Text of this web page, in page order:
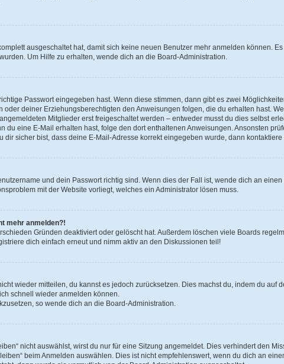
ausgeschaltet hat, damit sich keine neuen Benutzer mehr anmelden können.
Um Hilfe zu erhalten, wende dich an die Board-Administration.
Passwort eingegeben hast. Wenn diese stimmen, dann gibt es zwei
deiner Erziehungsberechtigten den Anweisungen folgen, die du erhalten hast.
Mitglieder erst freigeschaltet werden – entweder musst du dies selbst
du eine E-Mail erhalten hast, folge den dort enthaltenen Anweisungen. Ansonsten
sicher bist, dass deine E-Mail-Adresse korrekt eingegeben wurde, dann kontaktiere
und dein Passwort richtig sind. Wenn dies der Fall ist, wende dich an
mit der Website vorliegt, welches ein Administrator lösen muss.
mehr anmelden?!
Gründen deaktiviert oder gelöscht hat. Außerdem löschen viele Boards
dich einfach erneut und nimm aktiv an den Diskussionen teil!
wieder mitteilen, du kannst es jedoch zurücksetzen. Dies machst du, indem du auf
schnell wieder anmelden können.
so wende dich an die Board-Administration.
nicht auswählst, wirst du nur für eine Sitzung angemeldet. Dies verhindert den
beim Anmelden auswählen. Dies ist nicht empfehlenswert, wenn du dich an